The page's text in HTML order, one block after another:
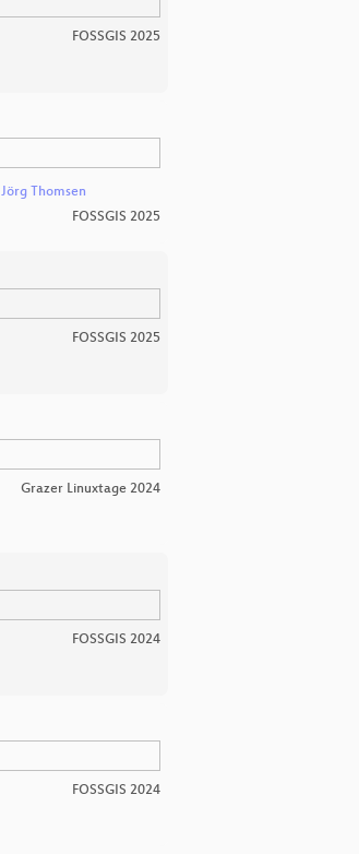
FOSSGIS 2025
Jörg Thomsen
FOSSGIS 2025
FOSSGIS 2025
Grazer Linuxtage 2024
FOSSGIS 2024
FOSSGIS 2024